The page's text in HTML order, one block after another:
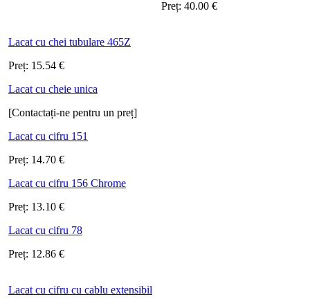
Preț: 40.00 €
Lacat cu chei tubulare 465Z
Preț: 15.54 €
Lacat cu cheie unica
[Contactați-ne pentru un preț]
Lacat cu cifru 151
Preț: 14.70 €
Lacat cu cifru 156 Chrome
Preț: 13.10 €
Lacat cu cifru 78
Preț: 12.86 €
Lacat cu cifru cu cablu extensibil